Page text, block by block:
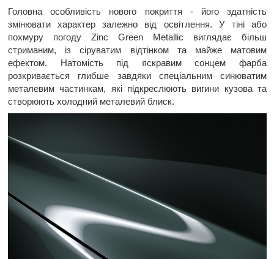
Головна особливість нового покриття - його здатність
змінювати характер залежно від освітлення. У тіні або
похмуру погоду Zinc Green Metallic виглядає більш
стриманим, із сіруватим відтінком та майже матовим
ефектом. Натомість під яскравим сонцем фарба
розкривається глибше завдяки спеціальним синюватим
металевим частинкам, які підкреслюють вигини кузова та
створюють холодний металевий блиск.